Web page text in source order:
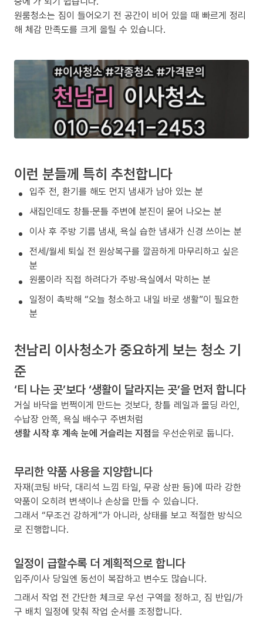
원룸청소는 짐이 들어오기 전 공간이 비어 있을 때 빠르게 정리
해 체감 만족도를 크게 올릴 수 있습니다.
이런 분들께 특히 추천합니다
입주 전, 환기를 해도 먼지 냄새가 남아 있는 분
새집인데도 창틀·문틀 주변에 분진이 묻어 나오는 분
이사 후 주방 기름 냄새, 욕실 습한 냄새가 신경 쓰이는 분
전세/월세 퇴실 전 원상복구를 깔끔하게 마무리하고 싶은
분
원룸이라 직접 하려다가 주방·욕실에서 막히는 분
일정이 촉박해 “오늘 청소하고 내일 바로 생활”이 필요한
분
천남리 이사청소가 중요하게 보는 청소 기
준
‘티 나는 곳’보다 ‘생활이 달라지는 곳’을 먼저 합니다
거실 바닥을 번쩍이게 만드는 것보다, 창틀 레일과 몰딩 라인,
수납장 안쪽, 욕실 배수구 주변처럼
생활 시작 후 계속 눈에 거슬리는 지점을 우선순위로 둡니다.
무리한 약품 사용을 지양합니다
자재(코팅 바닥, 대리석 느낌 타일, 무광 상판 등)에 따라 강한
약품이 오히려 변색이나 손상을 만들 수 있습니다.
그래서 “무조건 강하게”가 아니라, 상태를 보고 적절한 방식으
로 진행합니다.
일정이 급할수록 더 계획적으로 합니다
입주/이사 당일엔 동선이 복잡하고 변수도 많습니다.
그래서 작업 전 간단한 체크로 우선 구역을 정하고, 짐 반입/가
구 배치 일정에 맞춰 작업 순서를 조정합니다.